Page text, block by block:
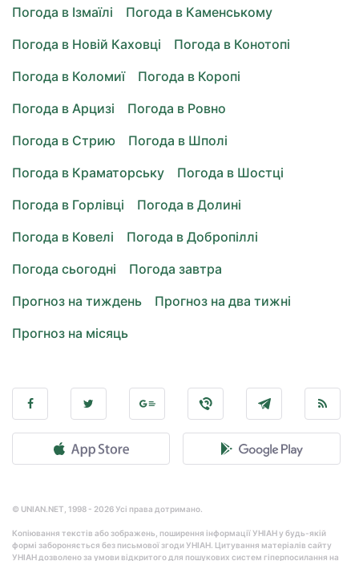
Погода в Ізмаїлі
Погода в Каменському
Погода в Новій Каховці
Погода в Конотопі
Погода в Коломиї
Погода в Коропі
Погода в Арцизі
Погода в Ровно
Погода в Стрию
Погода в Шполі
Погода в Краматорську
Погода в Шостці
Погода в Горлівці
Погода в Долині
Погода в Ковелі
Погода в Добропіллі
Погода сьогодні
Погода завтра
Прогноз на тиждень
Прогноз на два тижні
Прогноз на місяць
© UNIAN.NET, 1998 - 2026 Усі права дотримано.
Копіювання текстів або зображень, поширення інформації УНІАН у будь-якій
формі забороняється без письмової згоди УНІАН. Цитування матеріалів сайту
УНІАН дозволено за умови відкритого для пошукових систем гіперпосилання на